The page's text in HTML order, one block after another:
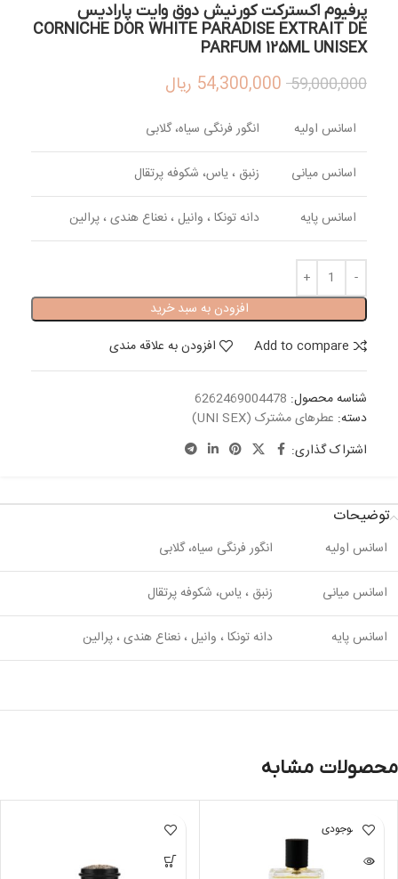
پرفیوم اکسترکت کورنیش دوق وایت پارادیس
CORNICHE DOR WHITE PARADISE EXTRAIT DE
PARFUM 125ML UNISEX
59,000,000
54,300,000 ریال
اسانس اولیه انگور فرنگی سیاه، گلابی
اسانس میانی زنبق ، یاس، شکوفه پرتقال
اسانس پایه دانه تونکا ، وانیل ، نعناع هندی ، پرالین
افزودن به سبد خرید
Add to compare
افزودن به علاقه مندی
شناسه محصول: 6262469004478
دسته: عطرهای مشترک (UNI SEX)
اشتراک گذاری:
توضیحات
اسانس اولیه انگور فرنگی سیاه، گلابی
اسانس میانی زنبق ، یاس، شکوفه پرتقال
اسانس پایه دانه تونکا ، وانیل ، نعناع هندی ، پرالین
محصولات مشابه
اتمام موجودی